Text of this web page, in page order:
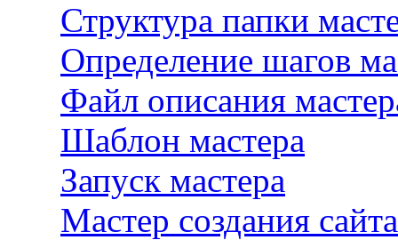
Структура папки
Определение шагов
Файл описания
Шаблон мастера
Запуск мастера
Мастер создания сайта